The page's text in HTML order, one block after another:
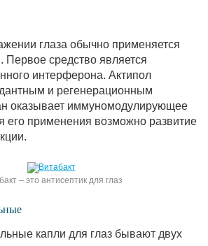
глаза обычно применяется
Первое средство является
интерферона. Актипол
и регенерационным
оказывает иммуномодулирующее
его применения возможно развитие
– это антисептик для глаз
капли для глаз бывают двух